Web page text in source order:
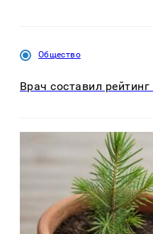
Общество
Врач составил